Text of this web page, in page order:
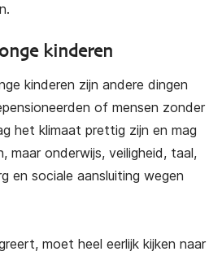
kinderen
kinderen zijn andere dingen
of mensen zonder
het klimaat prettig zijn en mag
maar onderwijs, veiligheid, taal,
en sociale aansluiting wegen
moet heel eerlijk kijken naar